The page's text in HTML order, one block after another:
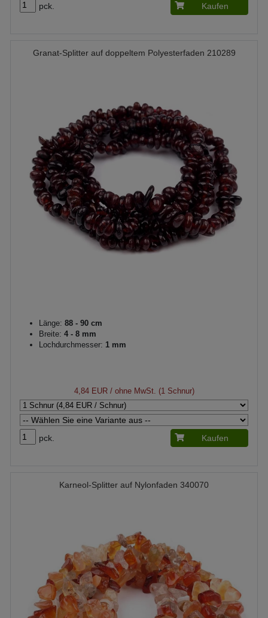
pck. Kaufen
Granat-Splitter auf doppeltem Polyesterfaden 210289
Länge: 88 - 90 cm
Breite: 4 - 8 mm
Lochdurchmesser: 1 mm
4,84 EUR/ ohne MwSt. (1 Schnur)
pck. Kaufen
Karneol-Splitter auf Nylonfaden 340070